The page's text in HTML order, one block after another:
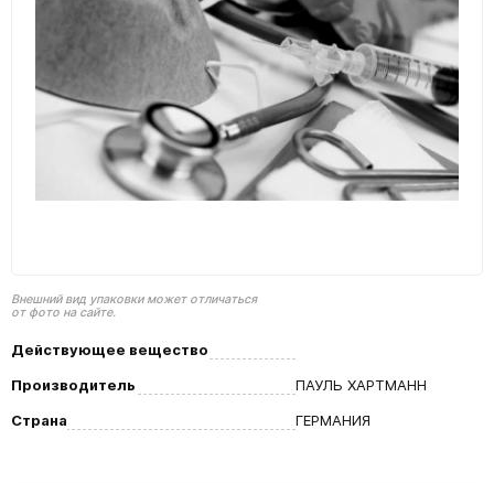
Внешний вид упаковки может отличаться
от фото на сайте.
Действующее вещество
Производитель
ПАУЛЬ ХАРТМАНН
Страна
ГЕРМАНИЯ